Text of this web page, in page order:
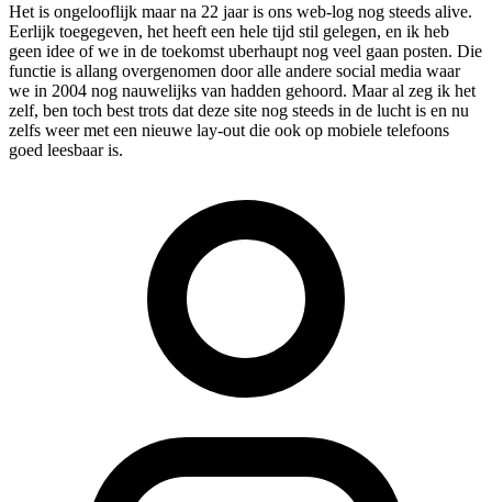
Het is ongelooflijk maar na 22 jaar is ons web-log nog steeds alive.
Eerlijk toegegeven, het heeft een hele tijd stil gelegen, en ik heb
geen idee of we in de toekomst uberhaupt nog veel gaan posten. Die
functie is allang overgenomen door alle andere social media waar
we in 2004 nog nauwelijks van hadden gehoord. Maar al zeg ik het
zelf, ben toch best trots dat deze site nog steeds in de lucht is en nu
zelfs weer met een nieuwe lay-out die ook op mobiele telefoons
goed leesbaar is.